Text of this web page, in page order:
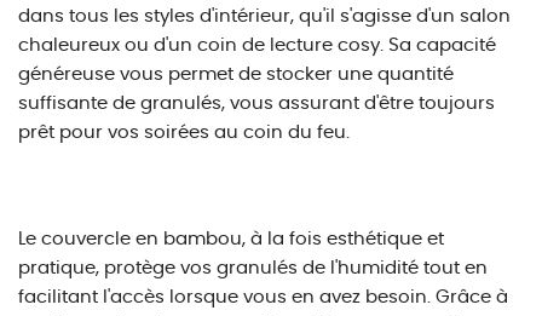
dans tous les styles d'intérieur, qu'il s'agisse d'un salon
chaleureux ou d'un coin de lecture cosy. Sa capacité
généreuse vous permet de stocker une quantité
suffisante de granulés, vous assurant d'être toujours
prêt pour vos soirées au coin du feu.
Le couvercle en bambou, à la fois esthétique et
pratique, protège vos granulés de l'humidité tout en
facilitant l'accès lorsque vous en avez besoin. Grâce à